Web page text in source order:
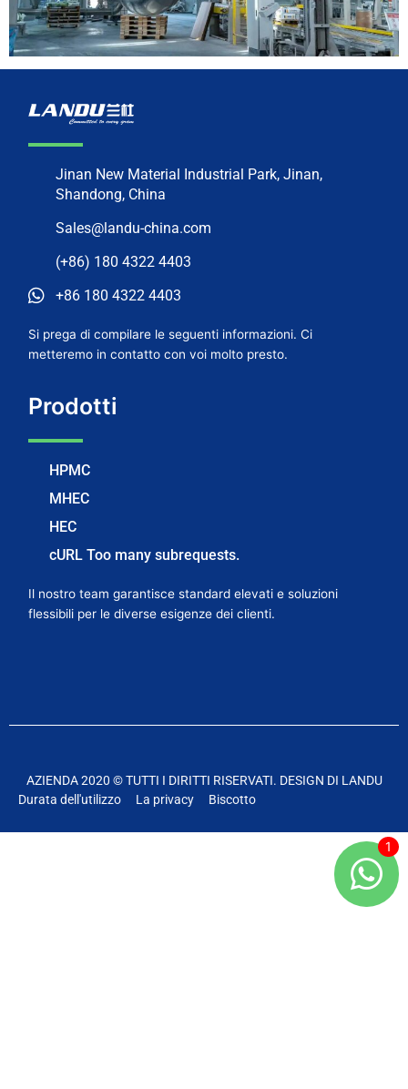
Jinan New Material Industrial Park, Jinan,
Shandong, China
Sales@landu-china.com
(+86) 180 4322 4403
+86 180 4322 4403
Si prega di compilare le seguenti informazioni. Ci
metteremo in contatto con voi molto presto.
Prodotti
HPMC
MHEC
HEC
cURL Too many subrequests.
Il nostro team garantisce standard elevati e soluzioni
flessibili per le diverse esigenze dei clienti.
AZIENDA 2020 © TUTTI I DIRITTI RISERVATI. DESIGN DI LANDU
Durata dell'utilizzo
La privacy Biscotto